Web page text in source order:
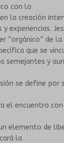
con lo
la creación
experiencias.
“orgánico” de
que se
semejantes y
se define por
el encuentro
elemento de
la